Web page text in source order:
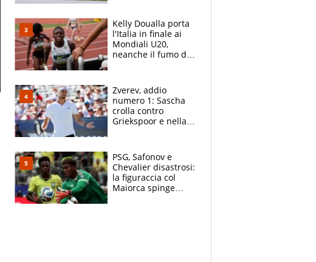
apertissimo
Kelly Doualla porta
l'Italia in finale ai
Mondiali U20,
neanche il fumo di
Zverev, addio
numero 1: Sascha
crolla contro
Griekspoor e nella
terzo. Quanti malori
a Montreal
PSG, Safonov e
Chevalier disastrosi:
la figuraccia col
Maiorca spinge